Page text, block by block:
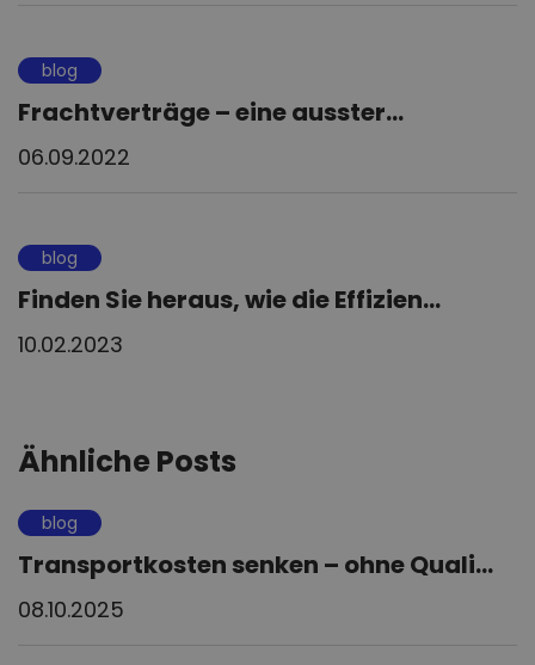
blog
Frachtverträge – eine ausster...
06.09.2022
blog
Finden Sie heraus, wie die Effizien...
10.02.2023
Ähnliche Posts
blog
Transportkosten senken – ohne Quali...
08.10.2025